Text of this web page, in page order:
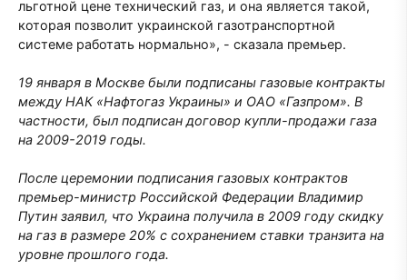
льготной цене технический газ, и она является такой,
которая позволит украинской газотранспортной
системе работать нормально», - сказала премьер.
19 января в Москве были подписаны газовые контракты
между НАК «Нафтогаз Украины» и ОАО «Газпром». В
частности, был подписан договор купли-продажи газа
на 2009-2019 годы.
После церемонии подписания газовых контрактов
премьер-министр Российской Федерации Владимир
Путин заявил, что Украина получила в 2009 году скидку
на газ в размере 20% с сохранением ставки транзита на
уровне прошлого года.